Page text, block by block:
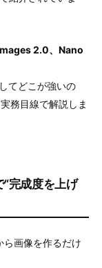
2.0、Nano
てどこが強いの
務目線で解説しま
完成度を上げ
ら画像を作るだけ